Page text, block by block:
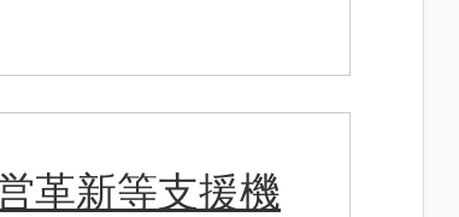
革新等支援機